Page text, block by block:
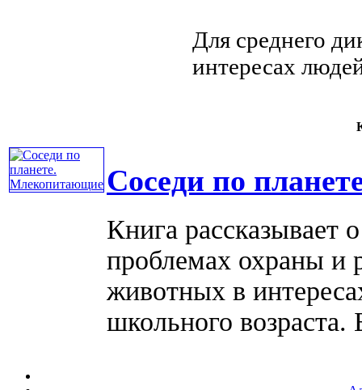
Для среднего
интересах
Соседи по
Книга рассказывает
проблемах охраны и
животных в
школьного возраста.